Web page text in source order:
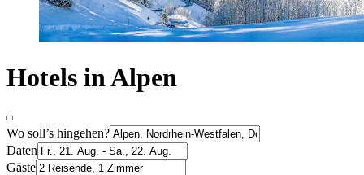
Hotels in Alpen
Wo soll’s hingehen?
Daten
Gäste